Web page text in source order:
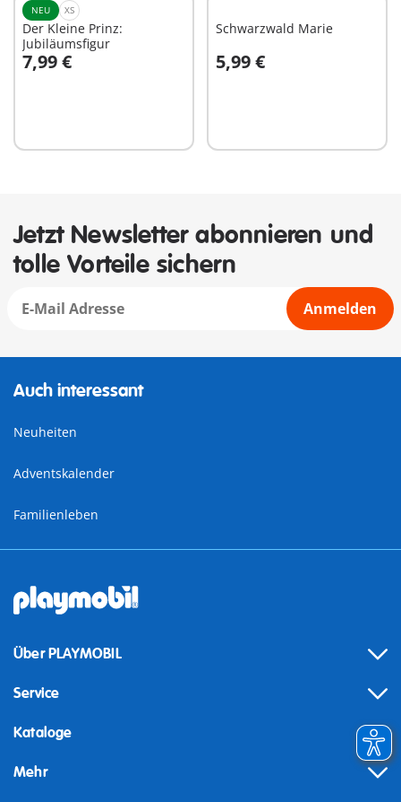
NEU XS
Der Kleine Prinz:
Jubiläumsfigur
7,99 €
In den Warenkorb
Schwarzwald Marie
5,99 €
In den Warenkorb
Jetzt Newsletter abonnieren und
tolle Vorteile sichern
Anmelden
Auch interessant
Neuheiten
Adventskalender
Familienleben
Über PLAYMOBIL
Service
Kataloge
Mehr